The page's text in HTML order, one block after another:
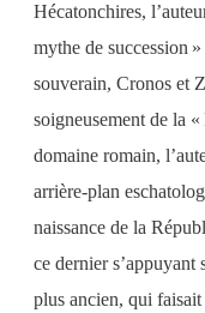
Hécatonchires,
mythe de succession
souverain, Cronos et
soigneusement de la
domaine romain,
arrière-plan
naissance de la
ce dernier
plus ancien, qui